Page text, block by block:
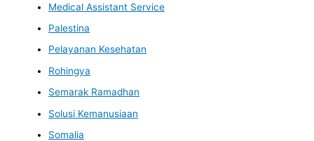
Medical Assistant Service
Palestina
Pelayanan Kesehatan
Rohingya
Semarak Ramadhan
Solusi Kemanusiaan
Somalia